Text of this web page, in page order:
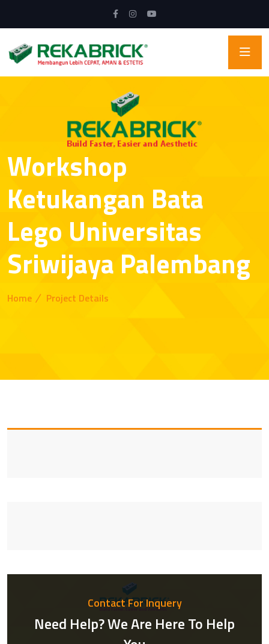
Workshop
Ketukangan Bata
Lego Universitas
Sriwijaya Palembang
Home Project Details
Contact For Inquery
Need Help? We Are Here To Help